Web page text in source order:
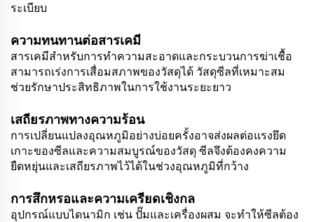
ระเบียบ
ความทนทานต่อสารเคมี
สารเคมีสำหรับการทำความสะอาดและกระบวนการฆ่าเชื้อ
สามารถเร่งการเสื่อมสภาพของวัสดุได้ วัสดุซีลที่เหมาะสม
ช่วยรักษาประสิทธิภาพในการใช้งานระยะยาว
เสถียรภาพทางความร้อน
การเปลี่ยนแปลงอุณหภูมิอย่างบ่อยครั้งอาจส่งผลต่อแรงยึด
เกาะของซีลและความสมบูรณ์ของวัสดุ ซีลจึงต้องคงความ
ยืดหยุ่นและเสถียรภาพไว้ได้ในช่วงอุณหภูมิที่กว้าง
การสึกหรอและความเครียดเชิงกล
อุปกรณ์แบบไดนามิก เช่น ปั๊มและเครื่องผสม จะทำให้ซีลต้อง